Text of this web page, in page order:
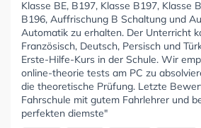
Klasse BE, B197, Klasse B197, Klasse
B196, Auffrischung B Schaltung und
Automatik zu erhalten. Der Unterricht
Französisch, Deutsch, Persisch und
Erste-Hilfe-Kurs in der Schule. Wir
online-theorie tests am PC zu
die theoretische Prüfung. Letzte
Fahrschule mit gutem Fahrlehrer und
perfekten diemste"